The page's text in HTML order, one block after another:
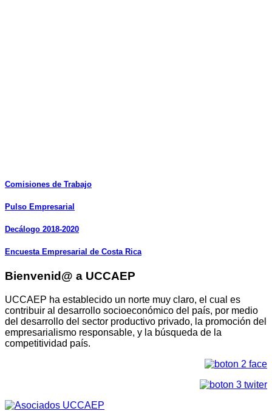
Comisiones de Trabajo
Pulso Empresarial
Decálogo 2018-2020
Encuesta Empresarial de Costa Rica
Bienvenid@ a UCCAEP
UCCAEP ha establecido un norte muy claro, el cual es
contribuir al desarrollo socioeconómico del país, por medio
del desarrollo del sector productivo privado, la promoción del
empresarialismo responsable, y la búsqueda de la
competitividad país.